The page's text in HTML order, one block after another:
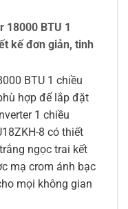
18000 BTU 1
kế đơn giản, tinh
BTU 1 chiều
hợp để lắp đặt
1 chiều
8 có thiết
ngọc trai kết
mạ crom ánh bạc
mọi không gian